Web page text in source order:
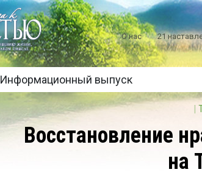
О нас 21
Информационный выпуск
|
Восстановление
на